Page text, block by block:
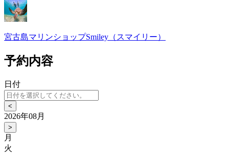
宮古島マリンショップSmiley（スマイリー）
予約内容
日付
<
2026年08月
>
月
火